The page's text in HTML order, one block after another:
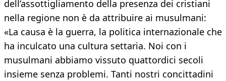
dell’assottigliamento della presenza dei cristiani
nella regione non è da attribuire ai musulmani:
«La causa è la guerra, la politica internazionale che
ha inculcato una cultura settaria. Noi con i
musulmani abbiamo vissuto quattordici secoli
insieme senza problemi. Tanti nostri concittadini